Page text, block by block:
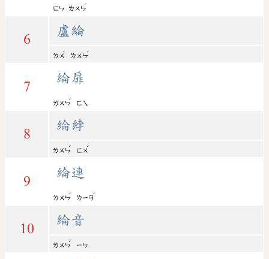
ㄈㄣ ㄌㄨㄣ
ˊ
6
盧綸
ㄌㄨ
ˊ
ㄌㄨㄣ
ˊ
7
綸扉
ㄌㄨㄣ
ˊ
ㄈㄟ
8
綸綍
ㄌㄨㄣ
ˊ
ㄈㄨ
ˊ
9
綸連
ㄌㄨㄣ
ˊ
ㄌㄧㄢ
ˊ
10
綸音
ㄌㄨㄣ
ˊ
ㄧㄣ